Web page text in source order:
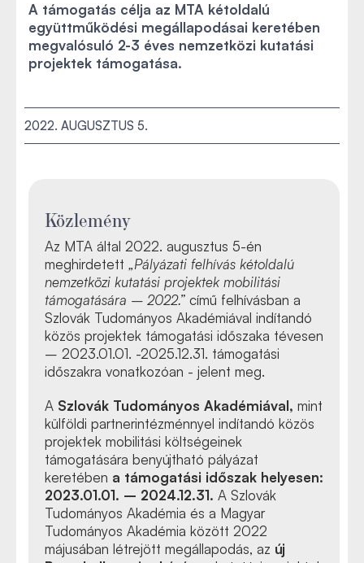
A támogatás célja az MTA kétoldalú
együttműködési megállapodásai keretében
megvalósuló 2-3 éves nemzetközi kutatási
projektek támogatása.
2022. AUGUSZTUS 5.
Közlemény
Az MTA által 2022. augusztus 5-én
meghirdetett „Pályázati felhívás kétoldalú
nemzetközi kutatási projektek mobilitási
támogatására – 2022.” című felhívásban a
Szlovák Tudományos Akadémiával indítandó
közös projektek támogatási időszaka tévesen
– 2023.01.01. -2025.12.31. támogatási
időszakra vonatkozóan - jelent meg.
A Szlovák Tudományos Akadémiával, mint
külföldi partnerintézménnyel indítandó közös
projektek mobilitási költségeinek
támogatására benyújtható pályázat
keretében a támogatási időszak helyesen:
2023.01.01. – 2024.12.31. A Szlovák
Tudományos Akadémia és a Magyar
Tudományos Akadémia között 2022
májusában létrejött megállapodás, az új